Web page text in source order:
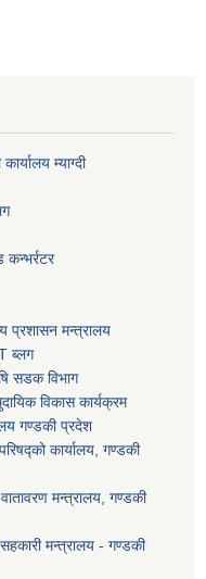
म्याग्दी
कन्भर्रटर
प्रशासन मन्त्रालय
ब्लग
सडक विभाग
विकास कार्यक्रम
गण्डकी प्रदेश
कार्यालय, गण्डकी
मन्त्रालय, गण्डकी
मन्त्रालय - गण्डकी